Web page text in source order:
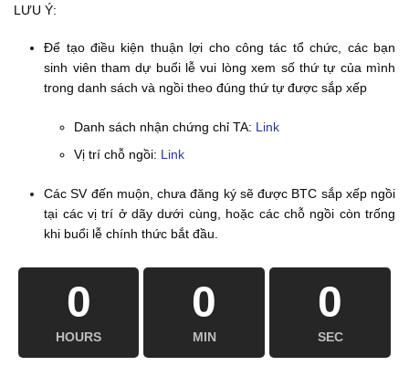
LƯU Ý:
Để tạo điều kiện thuận lợi cho công tác tổ chức, các bạn
sinh viên tham dự buổi lễ vui lòng xem số thứ tự của mình
trong danh sách và ngồi theo đúng thứ tự được sắp xếp
Danh sách nhận chứng chỉ TA: Link
Vị trí chỗ ngồi: Link
Các SV đến muộn, chưa đăng ký sẽ được BTC sắp xếp ngồi
tại các vị trí ở dãy dưới cùng, hoặc các chỗ ngồi còn trống
khi buổi lễ chính thức bắt đầu.
0
HOURS
0
MIN
0
SEC